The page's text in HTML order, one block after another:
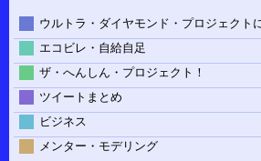
ウルトラ・ダイヤモンド・プロジェクト
エコビレ・自給自足
ザ・へんしん・プロジェクト！
ツイートまとめ
ビジネス
メンター・モデリング